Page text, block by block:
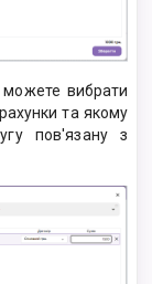
вибрати
та якому
пов'язану з